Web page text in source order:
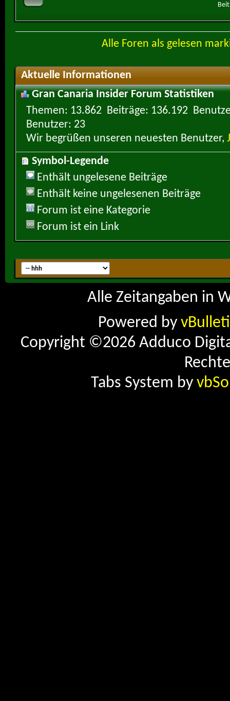
Alle Foren als gelesen
Aktuelle Informationen
Gran Canaria Insider Forum Statistiken
Themen
13.862 Beiträge 136.192
Benutzer 23
Wir begrüßen unseren neuesten Benutzer,
Symbol-Legende
Enthält ungelesene Beiträge
Enthält keine ungelesenen Beiträge
Forum ist eine Kategorie
Forum ist ein Link
Alle Zeitangaben in
Powered by
Copyright ©2026 Adduco
Tabs System by